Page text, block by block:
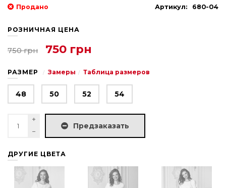
Продано Артикул: 680-04
РОЗНИЧНАЯ ЦЕНА
750 грн 750 грн
РАЗМЕР Замеры Таблица размеров
48 50 52 54
Предзаказать
ДРУГИЕ ЦВЕТА